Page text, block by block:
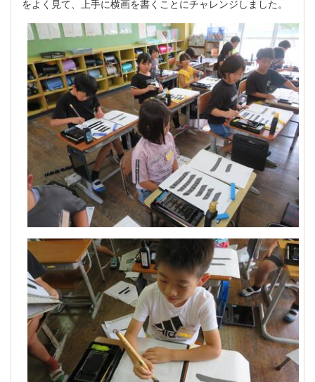
をよく見て、上手に横画を書くことにチャレンジしました。